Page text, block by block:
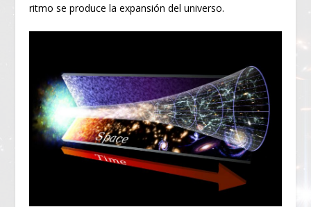
ritmo se produce la expansión del universo.